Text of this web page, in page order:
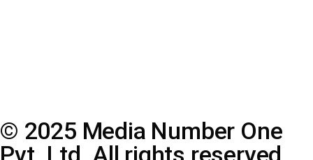
© 2025 Media Number One
Pvt. Ltd. All rights reserved.